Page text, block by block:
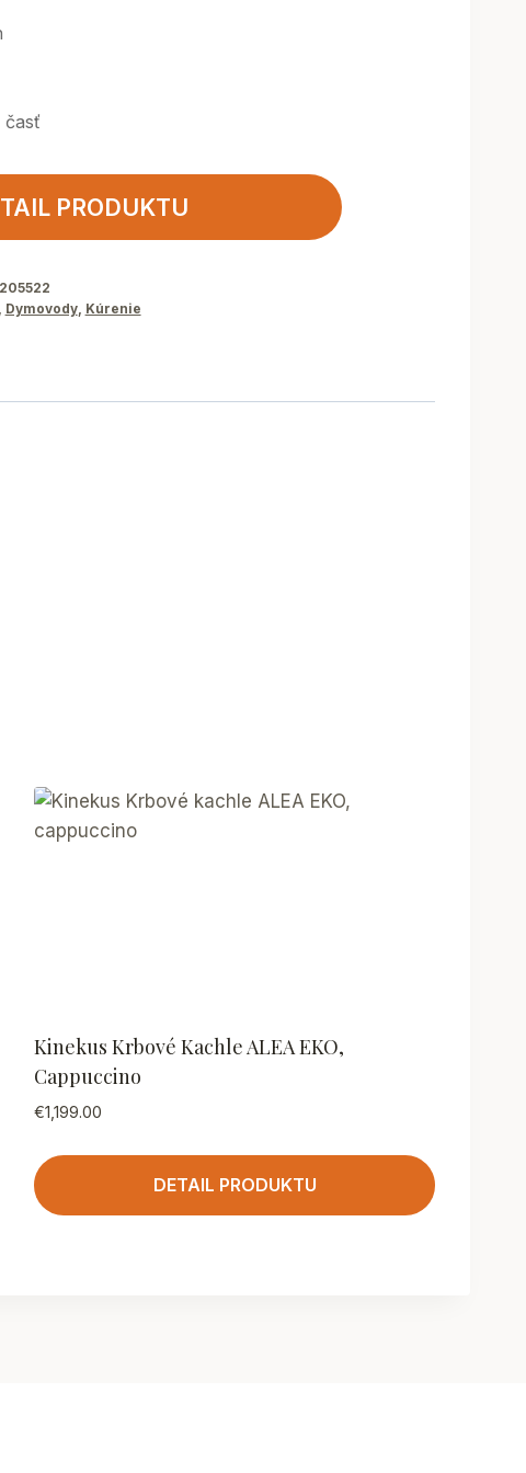
časť
PRODUKTU
, Dymovody, Kúrenie
Kinekus Krbové Kachle ALEA EKO,
Cappuccino
€1,199.00
DETAIL PRODUKTU